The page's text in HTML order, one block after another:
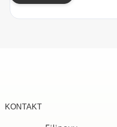
KONTAKT